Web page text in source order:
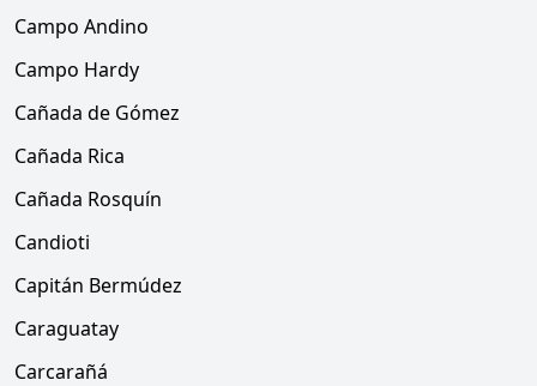
Campo Andino
Campo Hardy
Cañada de Gómez
Cañada Rica
Cañada Rosquín
Candioti
Capitán Bermúdez
Caraguatay
Carcarañá